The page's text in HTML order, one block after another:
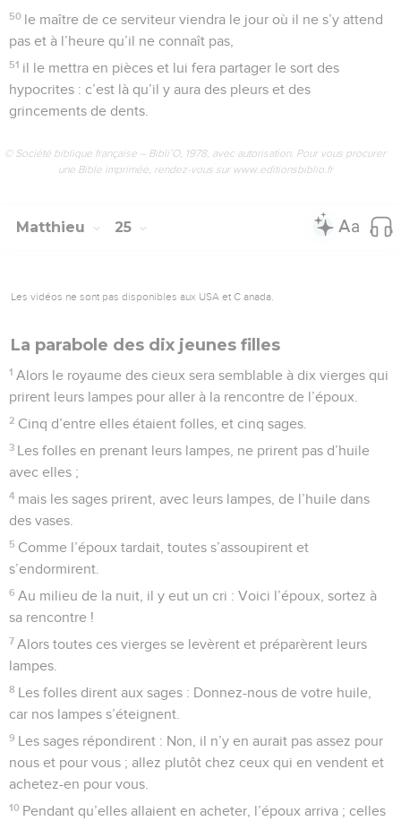
50 le maître de ce serviteur viendra le jour où il ne s’y attend
pas et à l’heure qu’il ne connaît pas,
51 il le mettra en pièces et lui fera partager le sort des
hypocrites : c’est là qu’il y aura des pleurs et des
grincements de dents.
© Société biblique française – Bibli’O, 1978, avec autorisation. Pour vous procurer
une Bible imprimée, rendez-vous sur www.editionsbiblio.fr
Matthieu 25
Les vidéos ne sont pas disponibles aux USA et C anada.
La parabole des dix jeunes filles
1 Alors le royaume des cieux sera semblable à dix vierges qui
prirent leurs lampes pour aller à la rencontre de l’époux.
2 Cinq d’entre elles étaient folles, et cinq sages.
3 Les folles en prenant leurs lampes, ne prirent pas d’huile
avec elles ;
4 mais les sages prirent, avec leurs lampes, de l’huile dans
des vases.
5 Comme l’époux tardait, toutes s’assoupirent et
s’endormirent.
6 Au milieu de la nuit, il y eut un cri : Voici l’époux, sortez à
sa rencontre !
7 Alors toutes ces vierges se levèrent et préparèrent leurs
lampes.
8 Les folles dirent aux sages : Donnez-nous de votre huile,
car nos lampes s’éteignent.
9 Les sages répondirent : Non, il n’y en aurait pas assez pour
nous et pour vous ; allez plutôt chez ceux qui en vendent et
achetez-en pour vous.
10 Pendant qu’elles allaient en acheter, l’époux arriva ; celles